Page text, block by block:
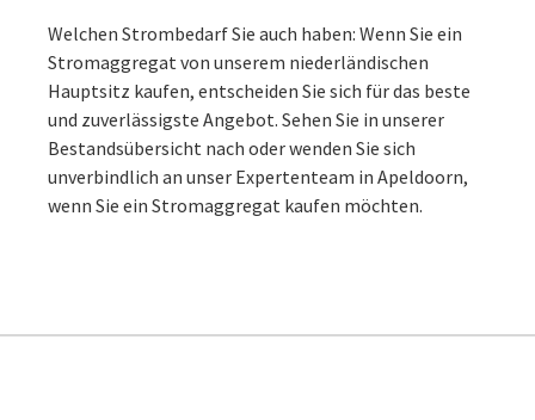
Welchen Strombedarf Sie auch haben: Wenn Sie ein
Stromaggregat von unserem niederländischen
Hauptsitz kaufen, entscheiden Sie sich für das beste
und zuverlässigste Angebot. Sehen Sie in unserer
Bestandsübersicht nach oder wenden Sie sich
unverbindlich an unser Expertenteam in Apeldoorn,
wenn Sie ein Stromaggregat kaufen möchten.